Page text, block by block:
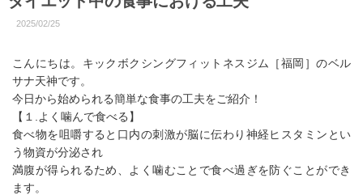
2025/02/25
こんにちは。キックボクシングフィットネスジム［福岡］のベル
サナ天神です。
今日から始められる簡単な食事の工夫をご紹介！
【１.よく噛んで食べる】
食べ物を咀嚼すると口内の刺激が脳に伝わり神経ヒスタミンとい
う物資が分泌され
満腹が得られるため、よく噛むことで食べ過ぎを防ぐことができ
ます。